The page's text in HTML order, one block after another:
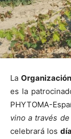
La
es la
PHYTOMA-
vino a través de
celebrará los